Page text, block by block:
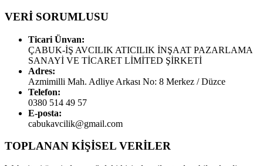
VERİ SORUMLUSU
Ticari Ünvan:
ÇABUK-İŞ AVCILIK ATICILIK İNŞAAT PAZARLAMA
SANAYİ VE TİCARET LİMİTED ŞİRKETİ
Adres:
Azmimilli Mah. Adliye Arkası No: 8 Merkez / Düzce
Telefon:
0380 514 49 57
E-posta:
cabukavcilik@gmail.com
TOPLANAN KİŞİSEL VERİLER